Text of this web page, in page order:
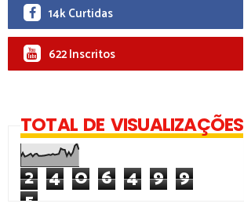
14k Curtidas
622 Inscritos
TOTAL DE VISUALIZAÇÕES
2 4 0 6 4 9 9
5